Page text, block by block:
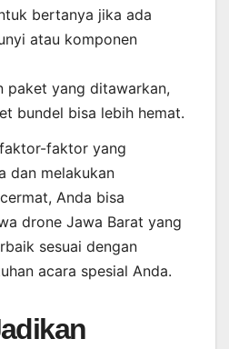
bertanya jika ada
atau komponen
paket yang ditawarkan,
bundel bisa lebih hemat.
faktor yang
dan melakukan
Anda bisa
drone Jawa Barat yang
sesuai dengan
acara spesial Anda.